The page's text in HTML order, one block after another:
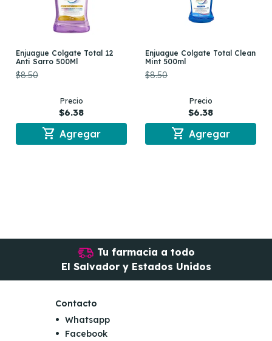
Enjuague Colgate Total 12
Anti Sarro 500Ml
$8.50
Precio
$6.38
shopping_cart Agregar
Enjuague Colgate Total Clean
Mint 500ml
$8.50
Precio
$6.38
shopping_cart Agregar
Tu farmacia a todo
El Salvador y Estados Unidos
Contacto
Whatsapp
Facebook